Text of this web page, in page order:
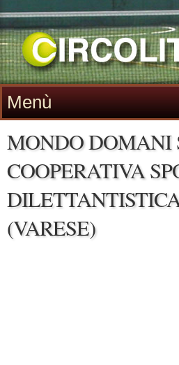
Menù
MONDO DOMANI
COOPERATIVA
(VARESE)